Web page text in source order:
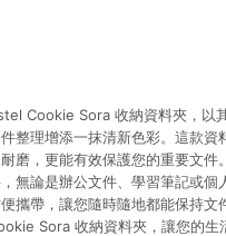
告別湊免運，火箭速配、火箭跨
Cookie Sora 收納資料夾，以
整理增添一抹清新色彩。這款資
磨，更能有效保護您的重要文件
無論是辦公文件、學習筆記或個
攜帶，讓您隨時隨地都能保持文
Sora 收納資料夾，讓您的生